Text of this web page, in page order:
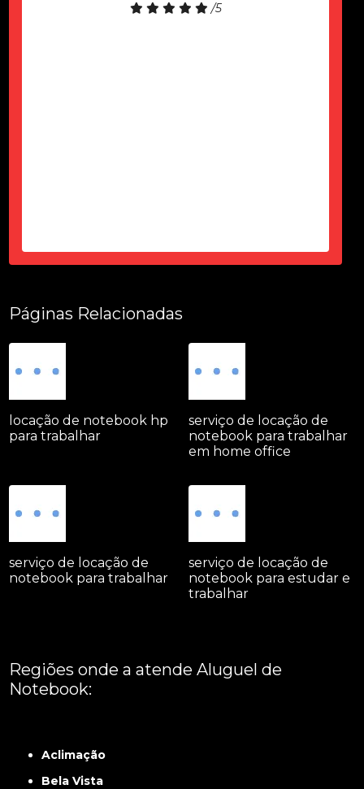
/5
Páginas Relacionadas
locação de notebook hp
para trabalhar
serviço de locação de
notebook para trabalhar
em home office
serviço de locação de
notebook para trabalhar
serviço de locação de
notebook para estudar e
trabalhar
Regiões onde a atende Aluguel de
Notebook:
Aclimação
Bela Vista